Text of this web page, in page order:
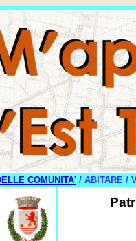
COMUNITA' / ABITARE /